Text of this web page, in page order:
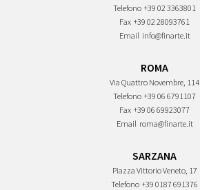
Telefono +39 02 3363801
Fax +39 02 28093761
Email info@finarte.it
ROMA
Via Quattro Novembre, 114
Telefono +39 06 6791107
Fax +39 06 69923077
Email roma@finarte.it
SARZANA
Piazza Vittorio Veneto, 17
Telefono +39 0187 691376